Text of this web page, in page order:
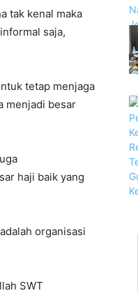
tak kenal maka
saja,
tetap menjaga
menjadi besar
haji baik yang
organisasi
SWT